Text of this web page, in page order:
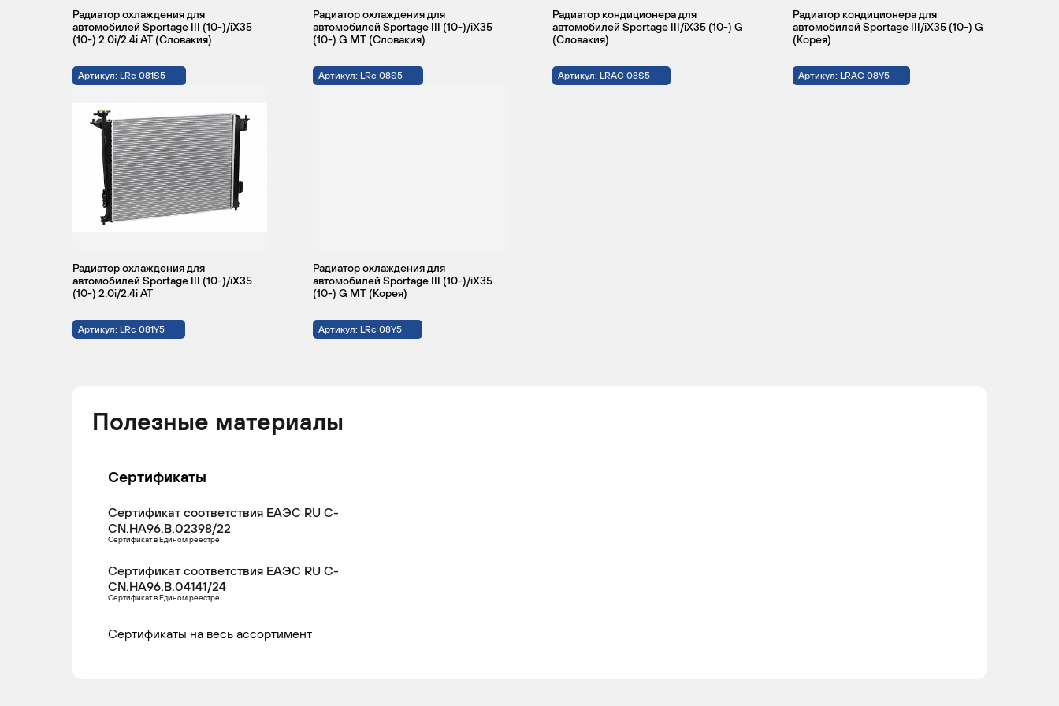
Радиатор охлаждения для
автомобилей Sportage III (10-)/iX35
(10-) 2.0i/2.4i AT (Словакия)
Артикул: LRc 081S5
Радиатор охлаждения для
автомобилей Sportage III (10-)/iX35
(10-) G MT (Словакия)
Артикул: LRc 08S5
Радиатор кондиционера для
автомобилей Sportage III/iX35 (10-) G
(Словакия)
Артикул: LRAC 08S5
Радиатор кондиционера для
автомобилей Sportage III/iX35 (10-) G
(Корея)
Артикул: LRAC 08Y5
Радиатор охлаждения для
автомобилей Sportage III (10-)/iX35
(10-) 2.0i/2.4i AT
Артикул: LRc 081Y5
Радиатор охлаждения для
автомобилей Sportage III (10-)/iX35
(10-) G MT (Корея)
Артикул: LRc 08Y5
Полезные материалы
Сертификаты
Сертификат соответствия ЕАЭС RU С-
CN.НА96.В.02398/22
Сертификат в Едином реестре
Сертификат соответствия ЕАЭС RU С-
CN.НА96.В.04141/24
Сертификат в Едином реестре
Сертификаты на весь ассортимент